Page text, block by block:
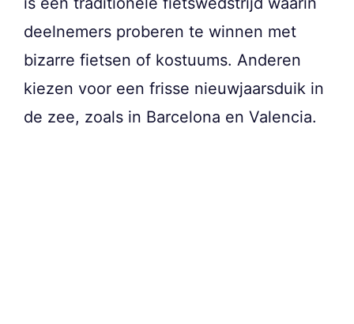
deelnemers proberen te winnen met
bizarre fietsen of kostuums. Anderen
kiezen voor een frisse nieuwjaarsduik in
de zee, zoals in Barcelona en Valencia.